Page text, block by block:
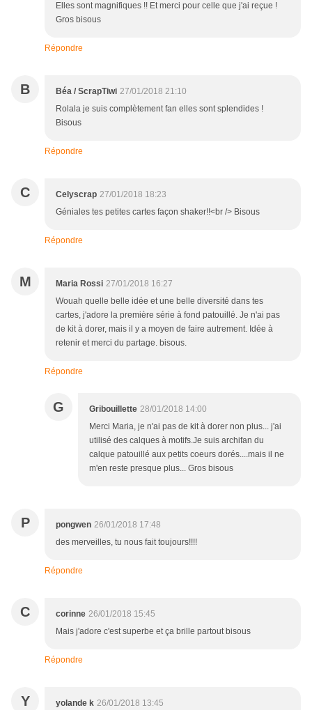
Elles sont magnifiques !! Et merci pour celle que j'ai reçue !
Gros bisous
Répondre
B Béa / ScrapTiwi 27/01/2018 21:10
Rolala je suis complètement fan elles sont splendides !
Bisous
Répondre
C Celyscrap 27/01/2018 18:23
Géniales tes petites cartes façon shaker!!<br /> Bisous
Répondre
M Maria Rossi 27/01/2018 16:27
Wouah quelle belle idée et une belle diversité dans tes
cartes, j'adore la première série à fond patouillé. Je n'ai pas
de kit à dorer, mais il y a moyen de faire autrement. Idée à
retenir et merci du partage. bisous.
Répondre
G Gribouillette 28/01/2018 14:00
Merci Maria, je n'ai pas de kit à dorer non plus... j'ai
utilisé des calques à motifs.Je suis archifan du
calque patouillé aux petits coeurs dorés....mais il ne
m'en reste presque plus... Gros bisous
P pongwen 26/01/2018 17:48
des merveilles, tu nous fait toujours!!!!
Répondre
C corinne 26/01/2018 15:45
Mais j'adore c'est superbe et ça brille partout bisous
Répondre
Y yolande k 26/01/2018 13:45